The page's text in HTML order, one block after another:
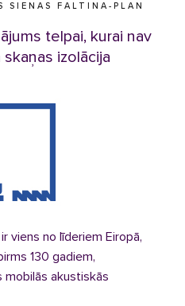
SIENAS FALTINA-PLAN
telpai, kurai nav
izolācija
viens no līderiem Eiropā,
130 gadiem,
akustiskās